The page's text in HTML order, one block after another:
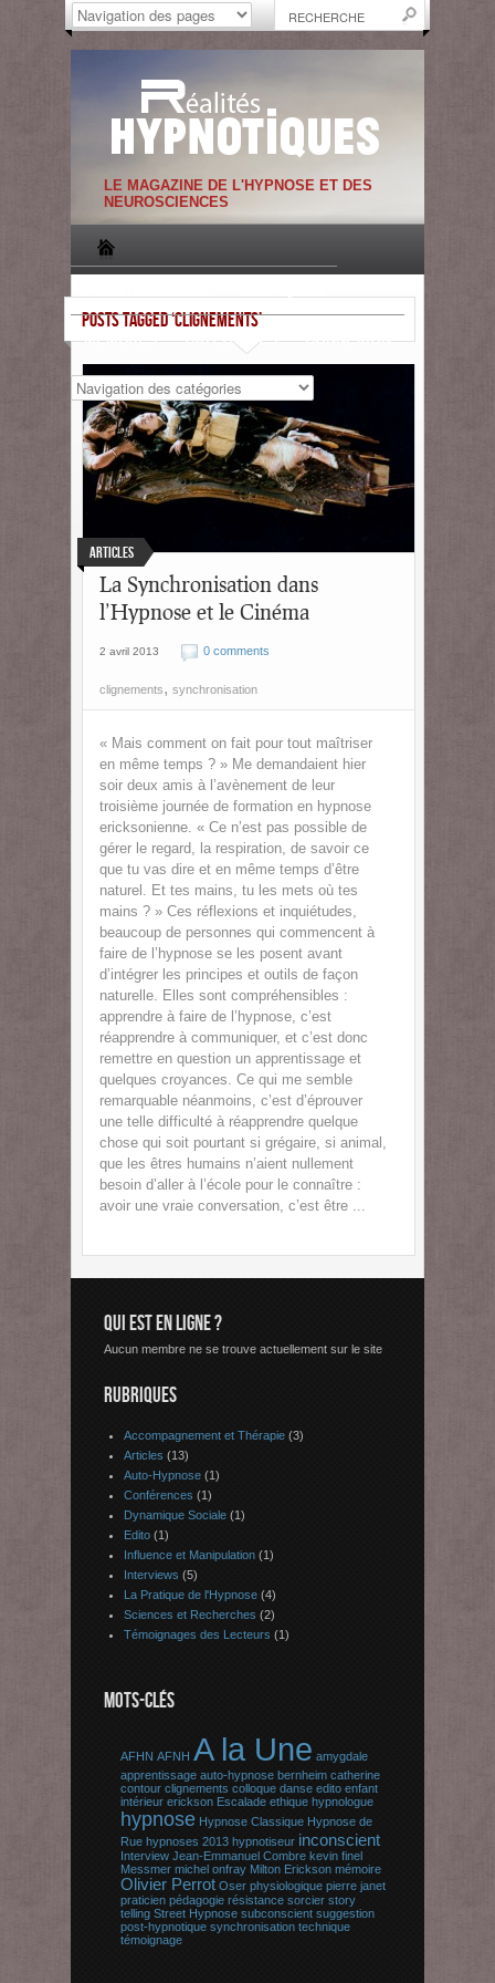
LE MAGAZINE DE L'HYPNOSE ET DES
NEUROSCIENCES
MEMBRES CATEGORIES CONNEXION
POSTS TAGGED ‘CLIGNEMENTS’
Articles
La Synchronisation dans
l’Hypnose et le Cinéma
2 avril 2013 0 comments
clignements, synchronisation
« Mais comment on fait pour tout maîtriser
en même temps ? » Me demandaient hier
soir deux amis à l’avènement de leur
troisième journée de formation en hypnose
ericksonienne. « Ce n’est pas possible de
gérer le regard, la respiration, de savoir ce
que tu vas dire et en même temps d’être
naturel. Et tes mains, tu les mets où tes
mains ? » Ces réflexions et inquiétudes,
beaucoup de personnes qui commencent à
faire de l’hypnose se les posent avant
d’intégrer les principes et outils de façon
naturelle. Elles sont compréhensibles :
apprendre à faire de l’hypnose, c’est
réapprendre à communiquer, et c’est donc
remettre en question un apprentissage et
quelques croyances. Ce qui me semble
remarquable néanmoins, c’est d’éprouver
une telle difficulté à réapprendre quelque
chose qui soit pourtant si grégaire, si animal,
que les êtres humains n’aient nullement
besoin d’aller à l’école pour le connaître :
avoir une vraie conversation, c’est être ...
QUI EST EN LIGNE ?
Aucun membre ne se trouve actuellement sur le site
RUBRIQUES
Accompagnement et Thérapie (3)
Articles (13)
Auto-Hypnose (1)
Conférences (1)
Dynamique Sociale (1)
Edito (1)
Influence et Manipulation (1)
Interviews (5)
La Pratique de l'Hypnose (4)
Sciences et Recherches (2)
Témoignages des Lecteurs (1)
MOTS-CLÉS
AFHN AFNH A la Une amygdale
apprentissage auto-hypnose bernheim catherine
contour clignements colloque danse edito enfant
intérieur erickson Escalade ethique hypnologue
hypnose Hypnose Classique Hypnose de
Rue hypnoses 2013 hypnotiseur inconscient
Interview Jean-Emmanuel Combre kevin finel
Messmer michel onfray Milton Erickson mémoire
Olivier Perrot Oser physiologique pierre janet
praticien pédagogie résistance sorcier story
telling Street Hypnose subconscient suggestion
post-hypnotique synchronisation technique
témoignage